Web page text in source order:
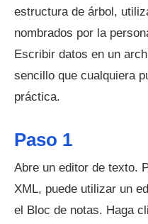
estructura de árbol,
nombrados por la
Escribir datos en un
sencillo que cualquiera
práctica.
Paso 1
Abre un editor de texto.
XML, puede utilizar un
el Bloc de notas. Haga